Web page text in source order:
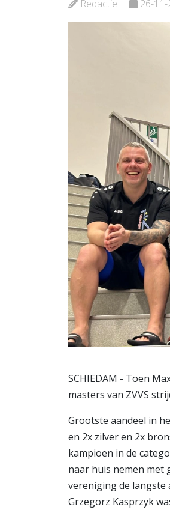
Redactie 26-
SCHIEDAM - Toen
masters van ZVVS
Grootste aandeel in
en 2x zilver en 2x
kampioen in de
naar huis nemen met
vereniging de langste
Grzegorz Kasprzyk
Bekijk de pagina